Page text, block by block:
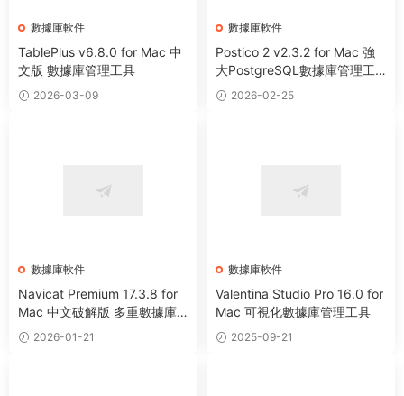
數據庫軟件
TablePlus v6.8.0 for Mac 中
文版 數據庫管理工具
2026-03-09
數據庫軟件
Postico 2 v2.3.2 for Mac 強
大PostgreSQL數據庫管理工
具 2026-02-25
數據庫軟件
Navicat Premium 17.3.8 for
Mac 中文破解版 多重數據庫
管理工具
2026-01-21
數據庫軟件
Valentina Studio Pro 16.0 for
Mac 可視化數據庫管理工具
2025-09-21